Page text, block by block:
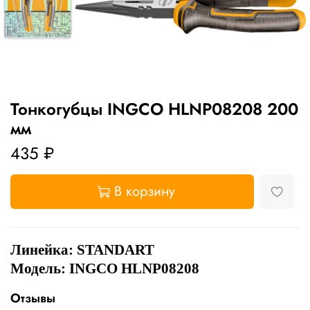
Тонкогубцы INGCO HLNP08208 200
мм
435 ₽
В корзину
Линейка: STANDART
Модель: INGCO HLNP08208
Отзывы